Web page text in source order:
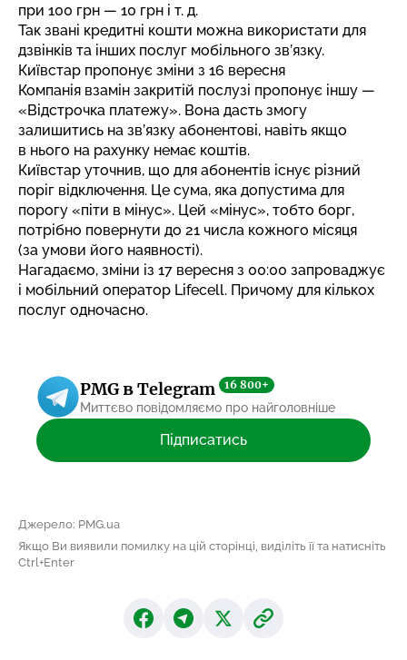
при 100 грн — 10 грн і т. д.
Так звані кредитні кошти можна використати для
дзвінків та інших послуг мобільного зв’язку.
Київстар пропонує зміни з 16 вересня
Компанія взамін закритій послузі пропонує іншу —
«Відстрочка платежу». Вона дасть змогу
залишитись на зв’язку абонентові, навіть якщо
в нього на рахунку немає коштів.
Київстар уточнив, що для абонентів існує різний
поріг відключення. Це сума, яка допустима для
порогу «піти в мінус». Цей «мінус», тобто борг,
потрібно повернути до 21 числа кожного місяця
(за умови його наявності).
Нагадаємо, зміни із 17 вересня з 00:00 запроваджує
і мобільний оператор Lifecell. Причому для кількох
послуг одночасно.
PMG в Telegram 16 800+
Миттєво повідомляємо про найголовніше
Підписатись
Джерело: PMG.ua
Якщо Ви виявили помилку на цій сторінці, виділіть її та натисніть
Ctrl+Enter